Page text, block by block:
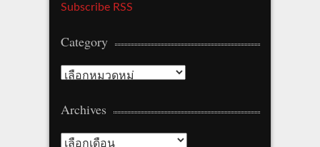
Subscribe RSS
Category
C
t
g
Archives
A